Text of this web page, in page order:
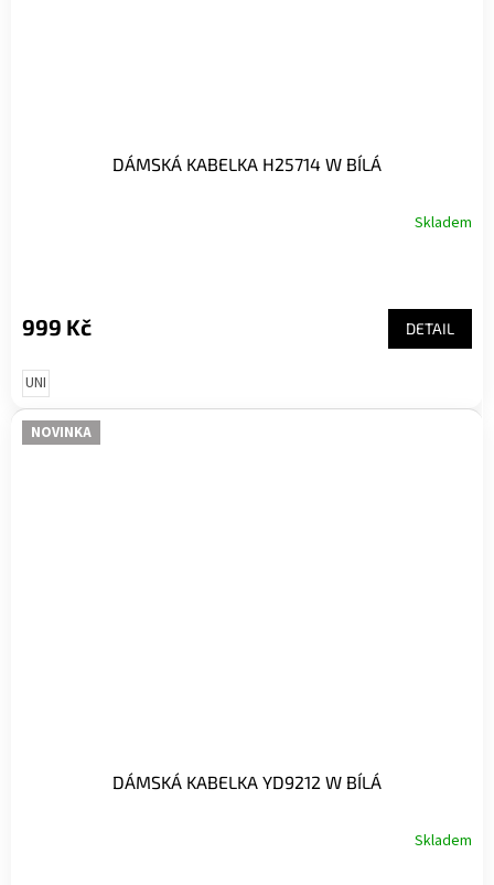
DÁMSKÁ KABELKA H25714 W BÍLÁ
Skladem
999 Kč DETAIL
UNI
NOVINKA
DÁMSKÁ KABELKA YD9212 W BÍLÁ
Skladem